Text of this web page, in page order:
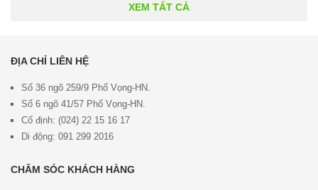
XEM TẤT CẢ
ĐỊA CHỈ LIÊN HỆ
Số 36 ngõ 259/9 Phố Vọng-HN.
Số 6 ngõ 41/57 Phố Vọng-HN.
Cố định: (024) 22 15 16 17
Di động: 091 299 2016
CHĂM SÓC KHÁCH HÀNG